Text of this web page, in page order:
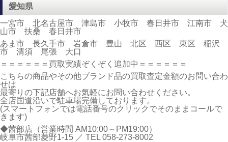
愛知県
一宮市 北名古屋市 津島市 小牧市 春日井市 江南市 犬
山市 扶桑 春日井市
あま市 長久手市 岩倉市 豊山 北区 西区 東区 稲沢
市 清須 尾張 大口
＝＝＝＝＝＝買取実績ぞくぞく追加中＝＝＝＝＝＝
こちらの商品やその他ブランド品の買取査定金額のお問い合わ
せは
最寄りの下記店舗へお気軽にお問い合わせください。
全店国道沿いで駐車場完備しております。
(スマートフォンでは電話番号のクリックでそのままコールで
きます)
◆茜部店（営業時間 AM10:00～PM19:00）
岐阜市茜部菱野1-15 ／ TEL 058-273-8002